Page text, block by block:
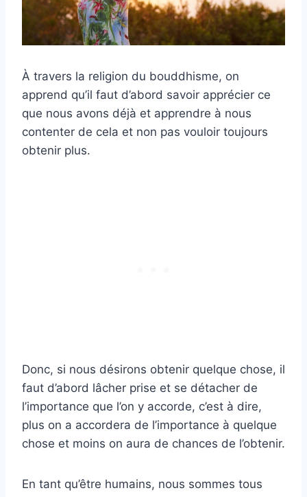
À travers la religion du bouddhisme, on
apprend qu’il faut d’abord savoir apprécier ce
que nous avons déjà et apprendre à nous
contenter de cela et non pas vouloir toujours
obtenir plus.
Donc, si nous désirons obtenir quelque chose, il
faut d’abord lâcher prise et se détacher de
l’importance que l’on y accorde, c’est à dire,
plus on a accordera de l’importance à quelque
chose et moins on aura de chances de l’obtenir.
En tant qu’être humains, nous sommes tous